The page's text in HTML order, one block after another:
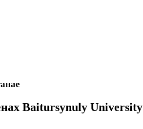
Baitursynuly University